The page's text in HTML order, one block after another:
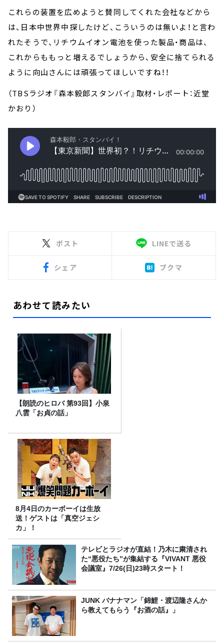
これらの装置を広めようと賛同してくれた会社などから
は、日本中世界中探したけど、こういうのは無いよ！と言わ
れたそうで、リチウムイオン電池を使った製品・商品は、
これからももっと増えるでしょうから、安全に捨てられる
ように向山さんには頑張ってほしいですね！！
（TBSラジオ『森本毅郎スタンバイ』取材・レポート：近堂
かおり）
ポスト LINEで送る
シェア ブクマ
あわせて読みたい
【朗読のヒロバ 第93回】小泉
八雲「お貞の話」
8月4日のカーボーイは生放
送！ゲストは「真空ジェシ
カ」！
テレビとラジオが直結！乃木に粛清され
た“悪役たち”が集結する『VIVANT 悪役
会議室』7/26(日)23時スタート！
JUNK バナナマン「錦鯉・渡辺隆さんか
ら教えてもらう『お酒の話』」